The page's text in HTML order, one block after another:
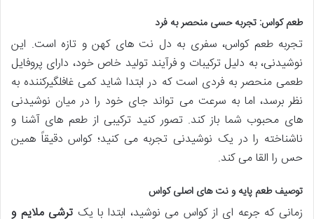
طعم کواس: تجربه حسی منحصر به فرد
تجربه طعم کواس، سفری به دل نت های کهن و تازه است. این
نوشیدنی، به دلیل ترکیبات و فرآیند تولید خاص خود، دارای پروفایل
طعمی منحصر به فردی است که در ابتدا شاید کمی غافلگیرکننده به
نظر برسد، اما به سرعت می تواند جای خود را در میان نوشیدنی
های محبوب شما باز کند. تصور کنید ترکیبی از طعم های آشنا و
ناشناخته را در یک نوشیدنی تجربه می کنید؛ کواس دقیقاً همین
حس را القا می کند.
توصیف طعم پایه و نت های اصلی کواس
زمانی که جرعه ای از کواس می نوشید، ابتدا با یک ترشی ملایم و